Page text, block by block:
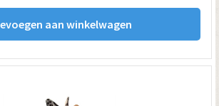
aan winkelwagen